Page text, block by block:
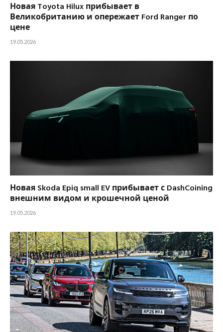
Новая Toyota Hilux прибывает в
Великобританию и опережает Ford Ranger по
цене
19.05.2026
Новая Skoda Epiq small EV прибывает с DashCoining
внешним видом и крошечной ценой
19.05.2026